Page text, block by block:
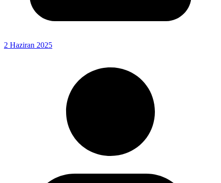
2 Haziran 2025